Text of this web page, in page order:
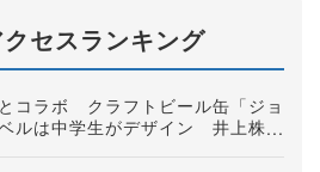
セスランキング
コラボ クラフトビール缶「ジョ
ルは中学生がデザイン 井上株式